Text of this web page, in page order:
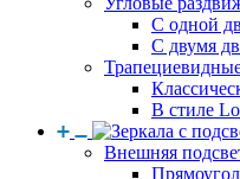
С одной
С двумя
В стиле
Внешняя